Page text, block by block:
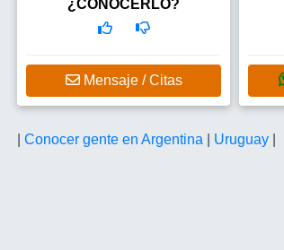
BuscoMujer para relación seria h
¿CONOCERLO?
Mensaje / Citas
Conocer gente en Argentina Uruguay